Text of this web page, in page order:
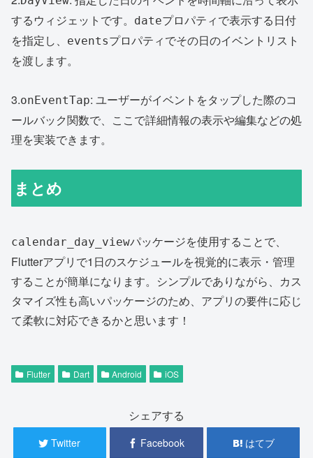
するウィジェットです。
dateプロパティで表示する日付
を指定し、
eventsプロパティでその日のイベントリスト
を渡します。
3.onEventTap: ユーザーがイベントをタップした際のコ
ールバック関数で、ここで詳細情報の表示や編集などの処
理を実装できます。
まとめ
calendar_day_viewパッケージを使用することで、
Flutterアプリで1日のスケジュールを視覚的に表示・管理
することが簡単になります。シンプルでありながら、カス
タマイズ性も高いパッケージのため、アプリの要件に応じ
て柔軟に対応できるかと思います！
Flutter Dart Android iOS
シェアする
Twitter Facebook はてブ